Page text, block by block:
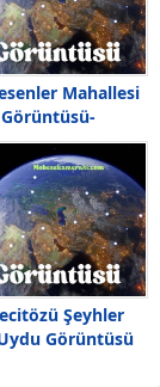
Mahallesi
Nerede
Şeyhler
Görüntüsü